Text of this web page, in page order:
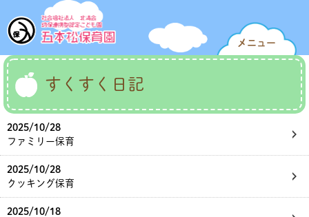
メニュー
すくすく日記
2025/10/28
ファミリー保育
2025/10/28
クッキング保育
2025/10/18